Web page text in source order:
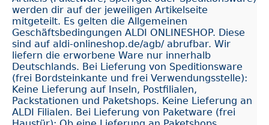
werden dir auf der jeweiligen Artikelseite
mitgeteilt. Es gelten die Allgemeinen
Geschäftsbedingungen ALDI ONLINESHOP. Diese
sind auf aldi-onlineshop.de/agb/ abrufbar. Wir
liefern die erworbene Ware nur innerhalb
Deutschlands. Bei Lieferung von Speditionsware
(frei Bordsteinkante und frei Verwendungsstelle):
Keine Lieferung auf Inseln, Postfilialen,
Packstationen und Paketshops. Keine Lieferung an
ALDI Filialen. Bei Lieferung von Paketware (frei